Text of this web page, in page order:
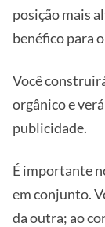
posição mais
benéfico para
Você
orgânico e
publicidade.
É importante
em conjunto.
da outra; ao